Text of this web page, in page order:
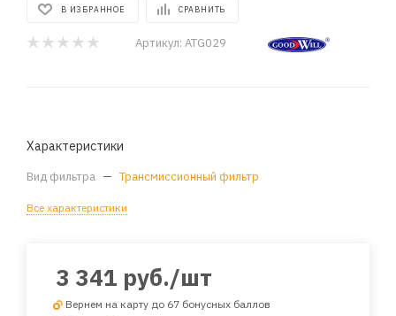
В ИЗБРАННОЕ СРАВНИТЬ
Артикул: ATG029
Характеристики
Вид фильтра — Трансмиссионный фильтр
Все характеристики
3 341 руб./шт
Вернем на карту до 67 бонусных баллов